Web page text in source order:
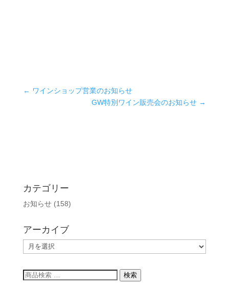
← ワインショップ営業のお知らせ
GW特別ワイン販売会のお知らせ →
カテゴリー
お知らせ(158)
アーカイブ
ー
カ
イ
検
検索